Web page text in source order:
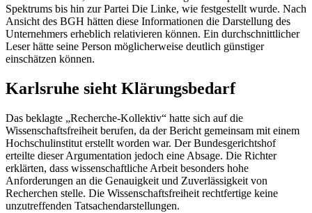
Spektrums bis hin zur Partei Die Linke, wie festgestellt wurde. Nach
Ansicht des BGH hätten diese Informationen die Darstellung des
Unternehmers erheblich relativieren können. Ein durchschnittlicher
Leser hätte seine Person möglicherweise deutlich günstiger
einschätzen können.
Karlsruhe sieht Klärungsbedarf
Das beklagte „Recherche-Kollektiv“ hatte sich auf die
Wissenschaftsfreiheit berufen, da der Bericht gemeinsam mit einem
Hochschulinstitut erstellt worden war. Der Bundesgerichtshof
erteilte dieser Argumentation jedoch eine Absage. Die Richter
erklärten, dass wissenschaftliche Arbeit besonders hohe
Anforderungen an die Genauigkeit und Zuverlässigkeit von
Recherchen stelle. Die Wissenschaftsfreiheit rechtfertige keine
unzutreffenden Tatsachendarstellungen.